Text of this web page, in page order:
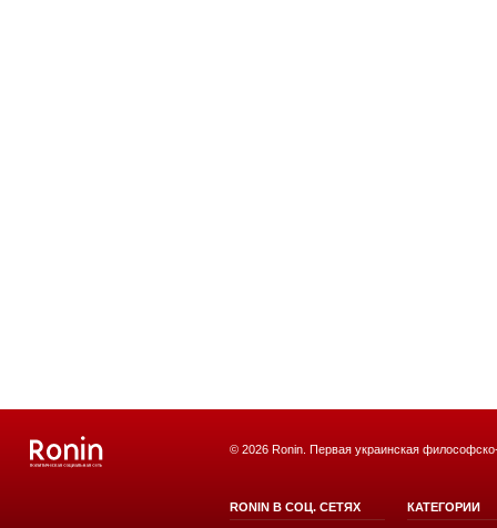
© 2026 Ronin. Первая украинская
RONIN В СОЦ. СЕТЯХ КАТЕГОРИИ